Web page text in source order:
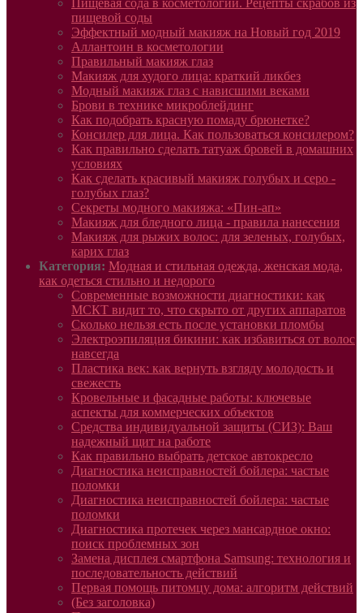
пищевой соды
Эффектный модный макияж на Новый год 2019
Аллантоин в косметологии
Правильный макияж глаз
Макияж для худого лица: краткий ликбез
Модный макияж глаз с нависшими веками
Брови в технике микроблейдинг
Как подобрать красную помаду брюнетке?
Консилер для лица. Как пользоваться консилером?
Как правильно сделать татуаж бровей в домашних
условиях
Как сделать красивый макияж голубых и серо -
голубых глаз?
Секреты модного макияжа: «Пин-ап»
Макияж для бледного лица - правила нанесения
Макияж для рыжих волос: для зеленых, голубых,
карих глаз
Категория: Модная и стильная одежда, женская мода,
как одеться стильно и недорого
Современные возможности диагностики: как
МСКТ видит то, что скрыто от других аппаратов
Сколько нельзя есть после установки пломбы
Электроэпиляция бикини: как избавиться от волос
навсегда
Пластика век: как вернуть взгляду молодость и
свежесть
Кровельные и фасадные работы: ключевые
аспекты для коммерческих объектов
Средства индивидуальной защиты (СИЗ): Ваш
надежный щит на работе
Как правильно выбрать детское автокресло
Диагностика неисправностей бойлера: частые
поломки
Диагностика неисправностей бойлера: частые
поломки
Диагностика протечек через мансардное окно:
поиск проблемных зон
Замена дисплея смартфона Samsung: технология и
последовательность действий
Первая помощь питомцу дома: алгоритм действий
(Без заголовка)